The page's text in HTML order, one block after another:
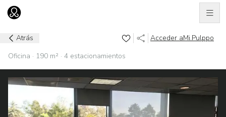
Ir al home
Atrás Acceder aMi.Pulppo
Oficina · 190 m² · 4 estacionamientos